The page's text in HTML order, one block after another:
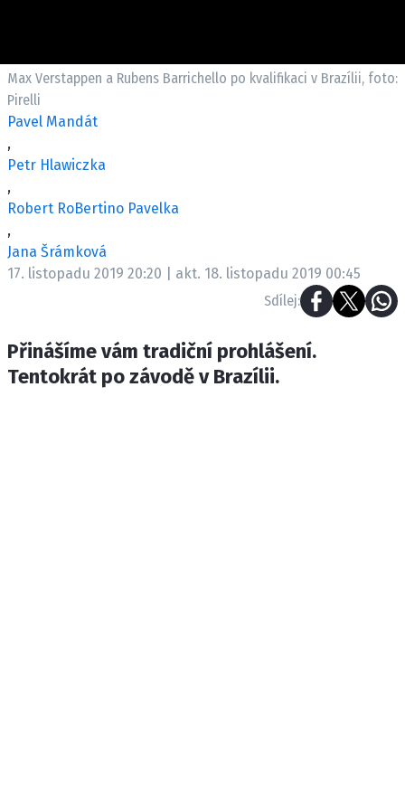
KONTAKT
Provozovatelem serveru F1NEWS.cz je
INCORP MEDIA GROUP s.r.o., IČ: 118 23 054
Max Verstappen a Rubens Barrichello po kvalifikaci v Brazílii, foto:
Pirelli
Pavel Mandát
,
Petr Hlawiczka
,
Robert RoBertino Pavelka
,
Jana Šrámková
17. listopadu 2019 20:20 | akt. 18. listopadu 2019 00:45
Sdílej:
Přinášíme vám tradiční prohlášení.
Tentokrát po závodě v Brazílii.